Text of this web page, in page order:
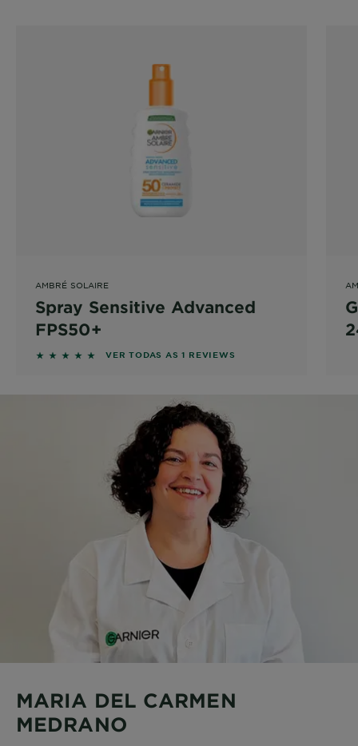
AMBRÉ SOLAIRE
Spray Sensitive Advanced
FPS50+
5 out of 5 stars based on reviews
VER TODAS AS 1 REVIEWS
MARIA DEL CARMEN
MEDRANO